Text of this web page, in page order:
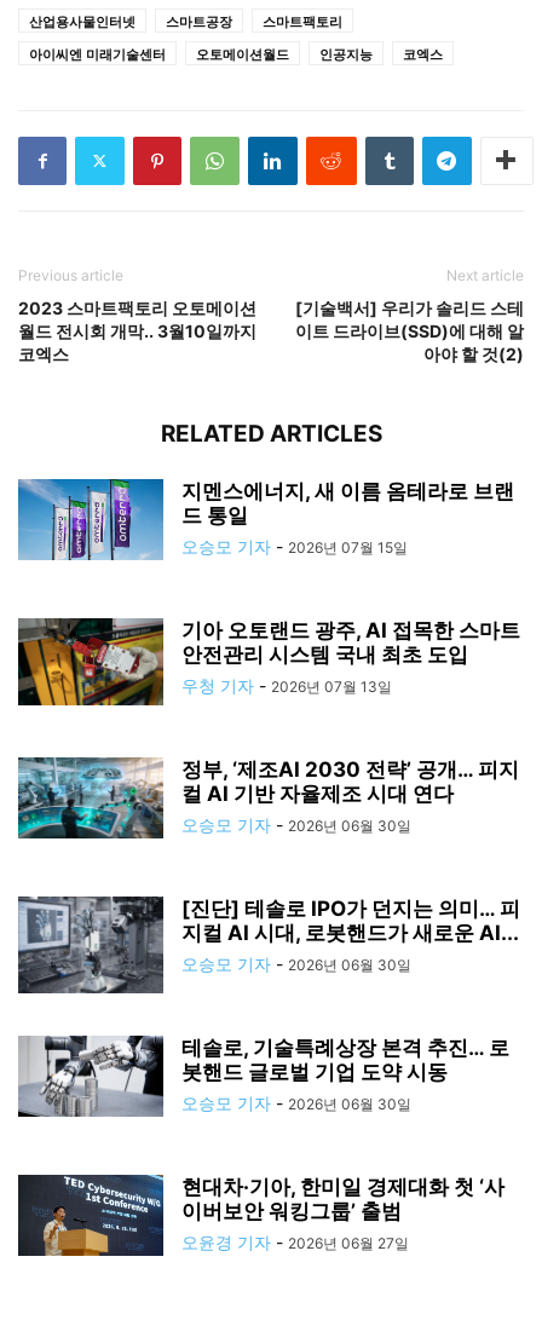
산업용사물인터넷 스마트공장
스마트팩토리
아이씨엔 미래기술센터
오토메이션월드 인공지능 코엑스
Previous article
2023 스마트팩토리 오토메이션
월드 전시회 개막.. 3월10일까지
코엑스
Next article
[기술백서] 우리가 솔리드 스테
이트 드라이브(SSD)에 대해 알
아야 할 것(2)
RELATED ARTICLES
지멘스에너지, 새 이름 옴테라로 브랜
드 통일
오승모 기자 - 2026년 07월 15일
기아 오토랜드 광주, AI 접목한 스마트
안전관리 시스템 국내 최초 도입
우청 기자 - 2026년 07월 13일
정부, ‘제조AI 2030 전략’ 공개… 피지
컬 AI 기반 자율제조 시대 연다
오승모 기자 - 2026년 06월 30일
[진단] 테솔로 IPO가 던지는 의미… 피
지컬 AI 시대, 로봇핸드가 새로운 AI...
오승모 기자 - 2026년 06월 30일
테솔로, 기술특례상장 본격 추진… 로
봇핸드 글로벌 기업 도약 시동
오승모 기자 - 2026년 06월 30일
현대차·기아, 한미일 경제대화 첫 ‘사
이버보안 워킹그룹’ 출범
오윤경 기자 - 2026년 06월 27일